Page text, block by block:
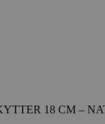
18 CM –